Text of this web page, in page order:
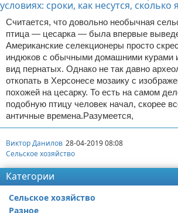
Считается, что довольно необычная
птица — цесарка — была впервые
Американские селекционеры просто
индюков с обычными домашними курами
вид пернатых. Однако не так давно
откопать в Херсонесе мозаику с
похожей на цесарку. То есть на самом
подобную птицу человек начал, скорее
античные времена.Разумеется,
Виктор Данилов 28-04-2019 08:08
Сельское хозяйство
Категории
Сельское хозяйство
Разное